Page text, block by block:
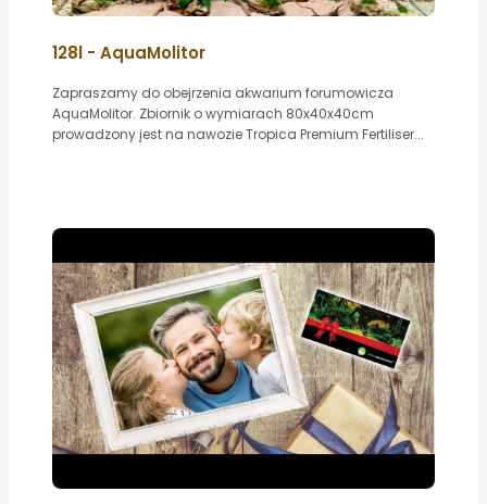
128l - AquaMolitor
Zapraszamy do obejrzenia akwarium forumowicza
AquaMolitor. Zbiornik o wymiarach 80x40x40cm
prowadzony jest na nawozie Tropica Premium Fertiliser...